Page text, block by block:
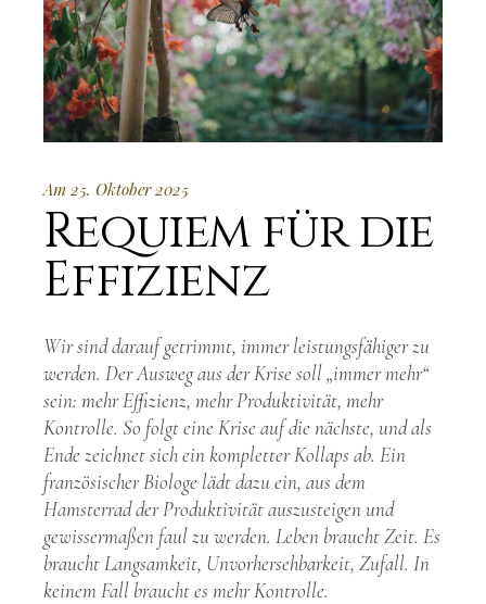
Am 25. Oktober 2025
Requiem für die
Effizienz
Wir sind darauf getrimmt, immer leistungsfähiger zu
werden. Der Ausweg aus der Krise soll „immer mehr“
sein: mehr Effizienz, mehr Produktivität, mehr
Kontrolle. So folgt eine Krise auf die nächste, und als
Ende zeichnet sich ein kompletter Kollaps ab. Ein
französischer Biologe lädt dazu ein, aus dem
Hamsterrad der Produktivität auszusteigen und
gewissermaßen faul zu werden. Leben braucht Zeit. Es
braucht Langsamkeit, Unvorhersehbarkeit, Zufall. In
keinem Fall braucht es mehr Kontrolle.